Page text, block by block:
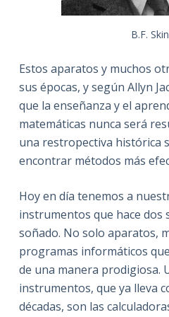
B.F.
Estos aparatos y muchos
sus épocas, y según Allyn
que la enseñanza y el
matemáticas nunca será
una restropectiva histórica
encontrar métodos más
Hoy en día tenemos a
instrumentos que hace dos
soñado. No solo aparatos,
programas informáticos
de una manera prodigiosa.
instrumentos, que ya lleva
décadas, son las